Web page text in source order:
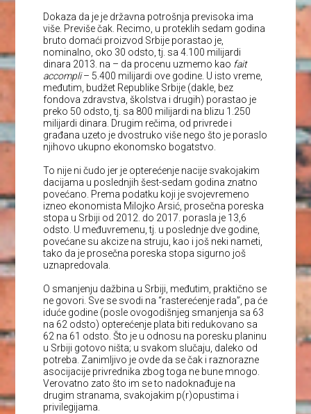
Dokaza da je je državna potrošnja previsoka ima
više. Previše čak. Recimo, u proteklih sedam godina
bruto domaći proizvod Srbije porastao je,
nominalno, oko 30 odsto, tj. sa 4.100 milijardi
dinara 2013. na – da procenu uzmemo kao fait
accompli– 5.400 milijardi ove godine. U isto vreme,
međutim, budžet Republike Srbije (dakle, bez
fondova zdravstva, školstva i drugih) porastao je
preko 50 odsto, tj. sa 800 milijardi na blizu 1.250
milijardi dinara. Drugim rečima, od privrede i
građana uzeto je dvostruko više nego što je poraslo
njihovo ukupno ekonomsko bogatstvo.
To nije ni čudo jer je opterećenje nacije svakojakim
dacijama u poslednjih šest-sedam godina znatno
povećano. Prema podatku koji je svojevremeno
izneo ekonomista Milojko Arsić, prosečna poreska
stopa u Srbiji od 2012. do 2017. porasla je 13,6
odsto. U međuvremenu, tj. u poslednje dve godine,
povećane su akcize na struju, kao i još neki nameti,
tako da je prosečna poreska stopa sigurno još
uznapredovala.
O smanjenju dažbina u Srbiji, međutim, praktično se
ne govori. Sve se svodi na “rasterećenje rada”, pa će
iduće godine (posle ovogodišnjeg smanjenja sa 63
na 62 odsto) opterećenje plata biti redukovano sa
62 na 61 odsto. Što je u odnosu na poresku planinu
u Srbiji gotovo ništa; u svakom slučaju, daleko od
potreba. Zanimljivo je ovde da se čak i raznorazne
asocijacije privrednika zbog toga ne bune mnogo.
Verovatno zato što im se to nadoknađuje na
drugim stranama, svakojakim p(r)opustima i
privilegijama.